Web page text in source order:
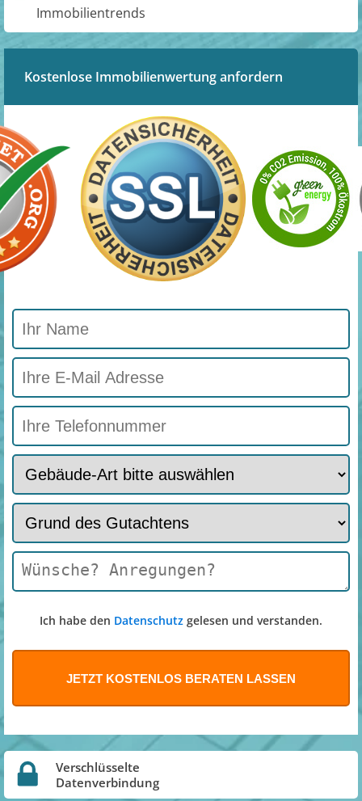
Immobilientrends
Kostenlose Immobilienwertung anfordern
Ich habe den Datenschutz gelesen und verstanden.
Verschlüsselte
Datenverbindung